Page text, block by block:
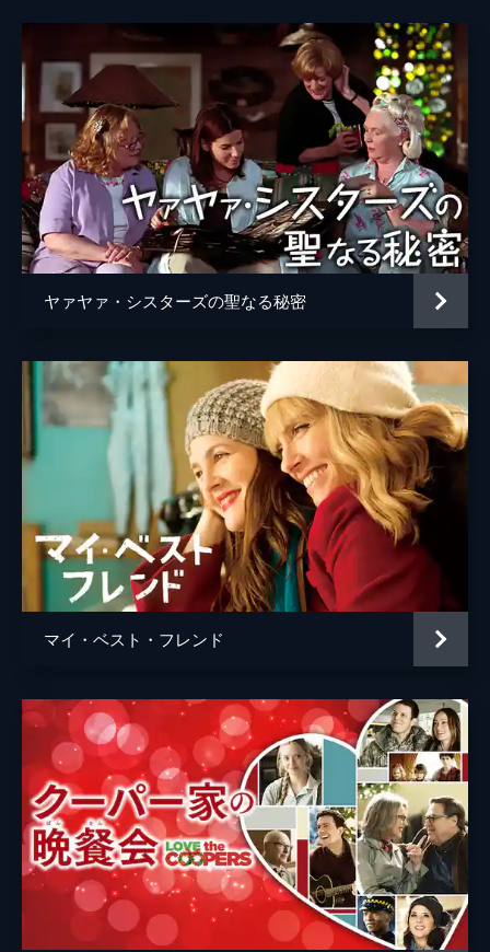
脚本 カスティル・ランドン
製作 ダイアン・キートン
アレックス・サックス
タイラー・Ｗ・コニー
ヤァヤァ・シスターズの聖なる秘密
マイ・ベスト・フレンド